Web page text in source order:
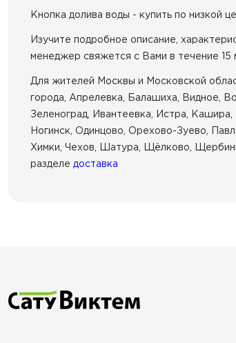
Кнопка долива воды - купить по низкой
Изучите подробное описание,
менеджер свяжется с Вами в течение
Для жителей Москвы и Московской
города, Апрелевка, Балашиха, Видное,
Зеленоград, Ивантеевка, Истра,
Ногинск, Одинцово, Орехово-Зуево,
Химки, Чехов, Шатура, Щёлково,
разделе доставка